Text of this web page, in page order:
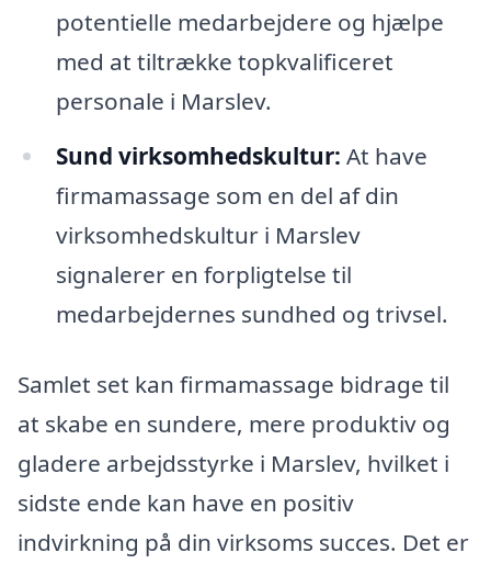
potentielle medarbejdere og hjælpe
med at tiltrække topkvalificeret
personale i Marslev.
Sund virksomhedskultur: At have
firmamassage som en del af din
virksomhedskultur i Marslev
signalerer en forpligtelse til
medarbejdernes sundhed og trivsel.
Samlet set kan firmamassage bidrage til
at skabe en sundere, mere produktiv og
gladere arbejdsstyrke i Marslev, hvilket i
sidste ende kan have en positiv
indvirkning på din virksoms succes. Det er